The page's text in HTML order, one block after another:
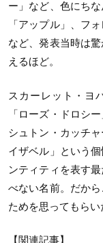
ー」など、色にち
「アップル」、フ
など、発表当時は
えるほど。
スカーレット・ヨ
「ローズ・ドロシ
シュトン・カッチ
イザベル」という
ンティティを表す
べない名前。だか
ためを思ってもらい
【関連記事】